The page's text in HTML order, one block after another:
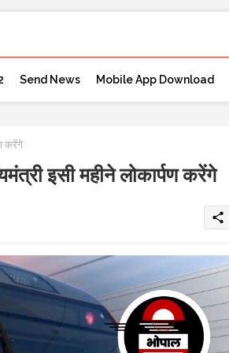
Send News Mobile App Download
करेंगे
इसी महीने लोकार्पण करेंगे
share